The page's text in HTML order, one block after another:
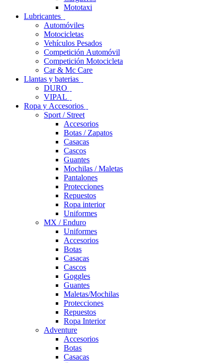
Mototaxi
Lubricantes
Automóviles
Motocicletas
Vehículos Pesados
Competición Automóvil
Competición Motocicleta
Car & Mc Care
Llantas y baterias
DURO
VIPAL
Ropa y Accesorios
Sport / Street
Accesorios
Botas / Zapatos
Casacas
Cascos
Guantes
Mochilas / Maletas
Pantalones
Protecciones
Repuestos
Ropa interior
Uniformes
MX / Enduro
Uniformes
Accesorios
Botas
Casacas
Cascos
Goggles
Guantes
Maletas/Mochilas
Protecciones
Repuestos
Ropa Interior
Adventure
Accesorios
Botas
Casacas